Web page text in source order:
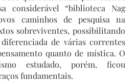
considerável “biblioteca Nag
caminhos de pesquisa na
sobreviventes, possibilitando
de várias correntes
quanto de mística. O
estudado, porém, ficou
fundamentais.